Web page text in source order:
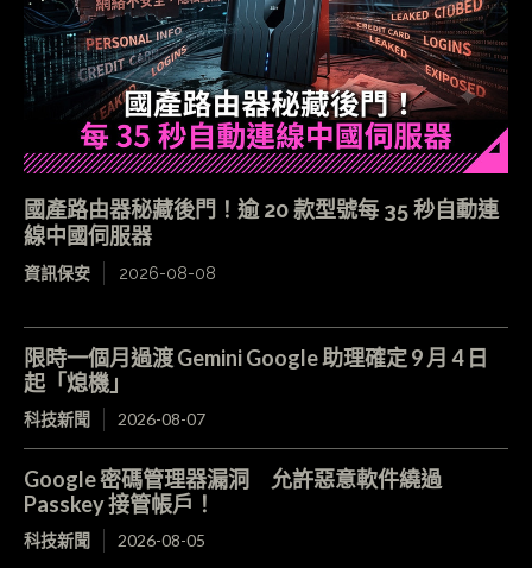
國產路由器秘藏後門！逾 20 款型號每 35 秒自動連
線中國伺服器
資訊保安 2026-08-08
限時一個月過渡 Gemini Google 助理確定 9 月 4 日
起「熄機」
科技新聞 2026-08-07
Google 密碼管理器漏洞 允許惡意軟件繞過
Passkey 接管帳戶！
科技新聞 2026-08-05